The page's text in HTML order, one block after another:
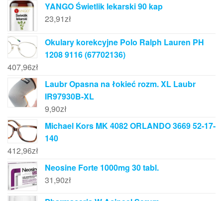
YANGO Świetlik lekarski 90 kap
23,91zł
Okulary korekcyjne Polo Ralph Lauren PH
1208 9116 (67702136)
407,96zł
Laubr Opasna na łokieć rozm. XL Laubr
IR97930B-XL
9,90zł
Michael Kors MK 4082 ORLANDO 3669 52-17-
140
412,96zł
Neosine Forte 1000mg 30 tabl.
31,90zł